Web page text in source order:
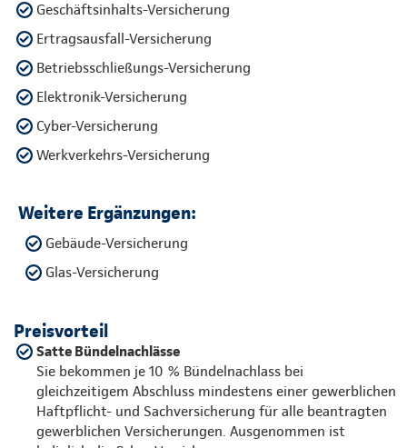
Geschäftsinhalts-Versicherung
Ertragsausfall-Versicherung
Betriebsschließungs-Versicherung
Elektronik-Versicherung
Cyber-Versicherung
Werkverkehrs-Versicherung
Weitere Ergänzungen:
Gebäude-Versicherung
Glas-Versicherung
Preisvorteil
Satte Bündelnachlässe
Sie bekommen je 10 % Bündelnachlass bei
gleichzeitigem Abschluss mindestens einer gewerblichen
Haftpflicht- und Sachversicherung für alle beantragten
gewerblichen Versicherungen. Ausgenommen ist